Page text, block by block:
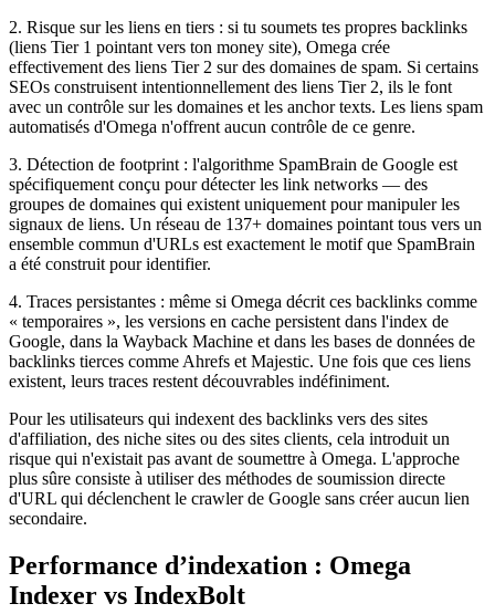
2. Risque sur les liens en tiers : si tu soumets tes propres backlinks
(liens Tier 1 pointant vers ton money site), Omega crée
effectivement des liens Tier 2 sur des domaines de spam. Si certains
SEOs construisent intentionnellement des liens Tier 2, ils le font
avec un contrôle sur les domaines et les anchor texts. Les liens spam
automatisés d'Omega n'offrent aucun contrôle de ce genre.
3. Détection de footprint : l'algorithme SpamBrain de Google est
spécifiquement conçu pour détecter les link networks — des
groupes de domaines qui existent uniquement pour manipuler les
signaux de liens. Un réseau de 137+ domaines pointant tous vers un
ensemble commun d'URLs est exactement le motif que SpamBrain
a été construit pour identifier.
4. Traces persistantes : même si Omega décrit ces backlinks comme
« temporaires », les versions en cache persistent dans l'index de
Google, dans la Wayback Machine et dans les bases de données de
backlinks tierces comme Ahrefs et Majestic. Une fois que ces liens
existent, leurs traces restent découvrables indéfiniment.
Pour les utilisateurs qui indexent des backlinks vers des sites
d'affiliation, des niche sites ou des sites clients, cela introduit un
risque qui n'existait pas avant de soumettre à Omega. L'approche
plus sûre consiste à utiliser des méthodes de soumission directe
d'URL qui déclenchent le crawler de Google sans créer aucun lien
secondaire.
Performance d’indexation : Omega
Indexer vs IndexBolt